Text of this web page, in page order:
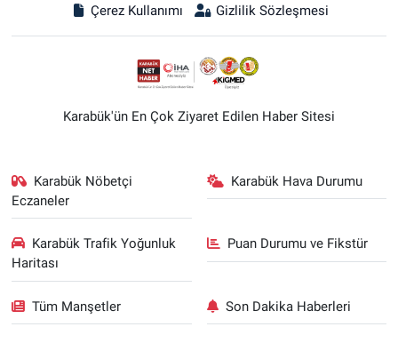
Çerez Kullanımı
Gizlilik Sözleşmesi
Karabük'ün En Çok Ziyaret Edilen Haber Sitesi
Karabük Nöbetçi
Eczaneler
Karabük Hava Durumu
Karabük Trafik Yoğunluk
Haritası
Puan Durumu ve Fikstür
Tüm Manşetler Son Dakika Haberleri